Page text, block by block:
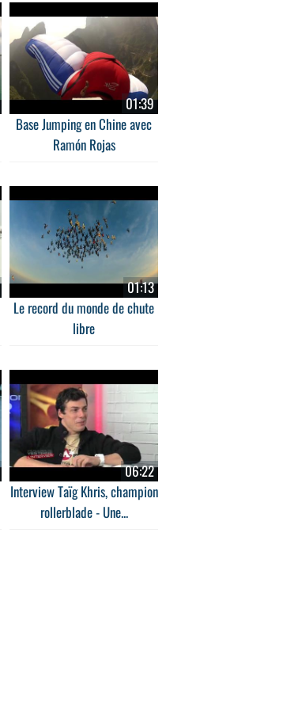
01:39
Base Jumping en Chine avec
Ramón Rojas
01:13
Le record du monde de chute
libre
06:22
Interview Taïg Khris, champion
rollerblade - Une...